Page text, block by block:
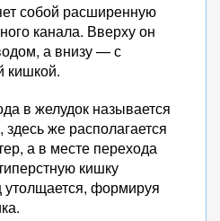
собой расширенную
канала. Вверху он
а внизу — с
кишкой.
в желудок называется
же располагается
а в месте перехода
кишку
формируя